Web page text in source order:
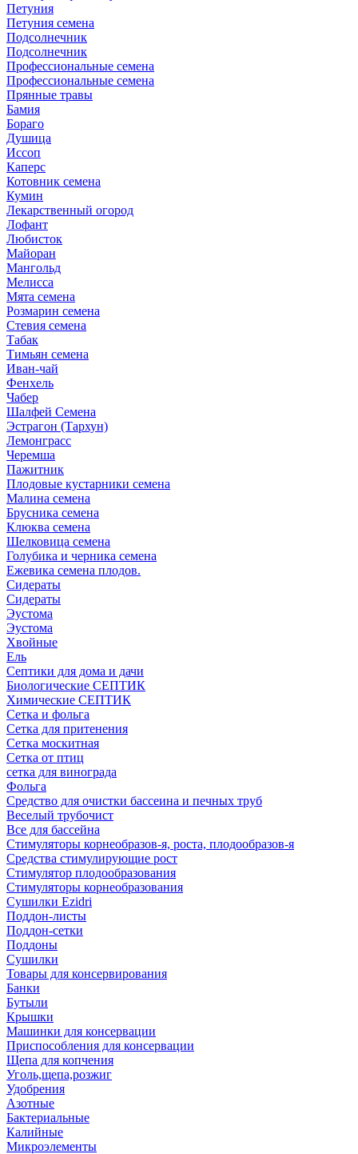
Петуния
Петуния семена
Подсолнечник
Подсолнечник
Профессиональные семена
Профессиональные семена
Прянные травы
Бамия
Бораго
Душица
Иссоп
Каперс
Котовник семена
Кумин
Лекарственный огород
Лофант
Любисток
Майоран
Мангольд
Мелисса
Мята семена
Розмарин семена
Стевия семена
Табак
Тимьян семена
Иван-чай
Фенхель
Чабер
Шалфей Семена
Эстрагон (Тархун)
Лемонграсс
Черемша
Пажитник
Плодовые кустарники семена
Малина семена
Брусника семена
Клюква семена
Шелковица семена
Голубика и черника семена
Ежевика семена плодов.
Сидераты
Сидераты
Эустома
Эустома
Хвойные
Ель
Септики для дома и дачи
Биологические СЕПТИК
Химические СЕПТИК
Сетка и фольга
Сетка для притенения
Сетка москитная
Сетка от птиц
сетка для винограда
Фольга
Средство для очистки бассеина и печных труб
Веселый трубочист
Все для бассейна
Стимуляторы корнеобразов-я, роста, плодообразов-я
Средства стимулирующие рост
Стимулятор плодообразования
Стимуляторы корнеобразования
Сушилки Ezidri
Поддон-листы
Поддон-сетки
Поддоны
Сушилки
Товары для консервирования
Банки
Бутыли
Крышки
Машинки для консервации
Приспособления для консервации
Щепа для копчения
Уголь,щепа,розжиг
Удобрения
Азотные
Бактериальные
Калийные
Микроэлементы